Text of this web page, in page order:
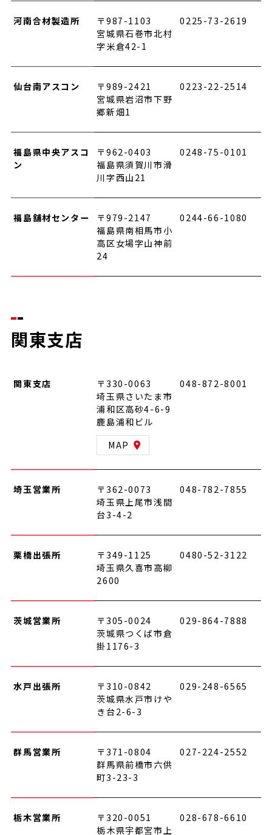
河南合材製造所
〒987-1103
宮城県石巻市北村
字米倉42-1
0225-73-2619
仙台南アスコン
〒989-2421
宮城県岩沼市下野
郷新畑1
0223-22-2514
福島県中央アスコ
ン
〒962-0403
福島県須賀川市滑
川字西山21
0248-75-0101
福島舗材センター
〒979-2147
福島県南相馬市小
高区女場字山神前
24
0244-66-1080
関東支店
関東支店
〒330-0063
埼玉県さいたま市
浦和区高砂4-6-9
鹿島浦和ビル
MAP
048-872-8001
埼玉営業所
〒362-0073
埼玉県上尾市浅間
台3-4-2
048-782-7855
栗橋出張所
〒349-1125
埼玉県久喜市高柳
2600
0480-52-3122
茨城営業所
〒305-0024
茨城県つくば市倉
掛1176-3
029-864-7888
水戸出張所
〒310-0842
茨城県水戸市けや
き台2-6-3
029-248-6565
群馬営業所
〒371-0804
群馬県前橋市六供
町3-23-3
027-224-2552
栃木営業所
〒320-0051
栃木県宇都宮市上
028-678-6610